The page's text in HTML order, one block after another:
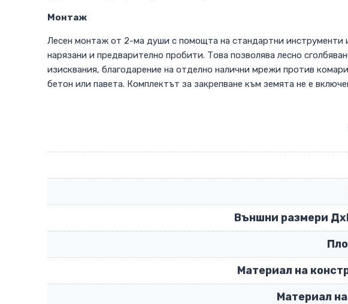
Монтаж
Лесен монтаж от 2-ма души с помощта на стандартни инструменти
нарязани и предварително пробити. Това позволява лесно
изисквания, благодарение на отделно налични мрежи против
бетон или павета. Комплектът за закрепване към земята не е
Външни размери
Материал на
Материал